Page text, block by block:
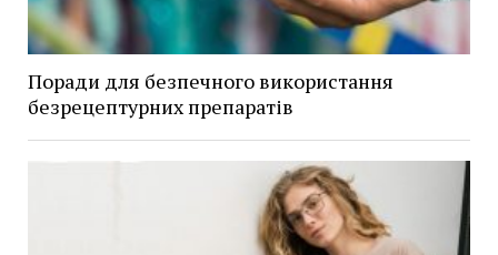
Поради для безпечного використання
безрецептурних препаратів